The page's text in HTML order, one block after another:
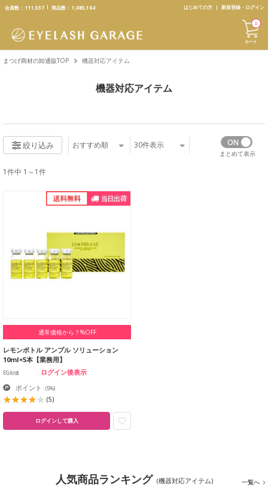
text.skipToContent
text.skipToNavigation
会員数： 111,537 商品数： 1,085,104 はじめての方 新規登録・ログイン
カート
0
まつげ商材の卸通販TOP 機器対応アイテム
機器対応アイテム
絞り込み おすすめ順 30件表示
まとめて表示
1件中 1～1件
通常価格から？%OFF
レモンボトル アンプル ソリューション
10ml×5本【業務用】
EG卸価 ログイン後表示
ポイント :(5%)
(5)
ログインして購入
人気商品ランキング (機器対応アイテム) 一覧へ